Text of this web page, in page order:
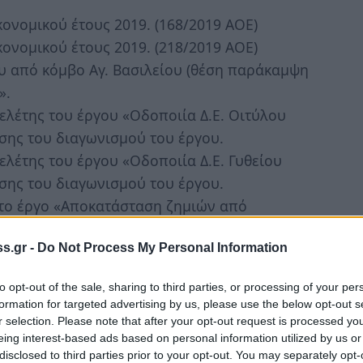
- Do Not Process My Personal Information
opt-out of the sale, sharing to third parties, or processing of your
for targeted advertising by us, please use the below opt-out
selection. Please note that after your opt-out request is processed
interest-based ads based on personal information utilized by us
to third parties prior to your opt-out. You may separately
έτους 2019. (168/2019 ΑΟΕ)
έτους 2019. (218/2019 ΑΟΕ)
από κόμβο Αγ. Βασιλείου (θέση παράκαμψη
του έργου «Οδοποιία Δ.Ε. Οιτύλου
του διαγωνισμού του έργου.
του έργου «Οδοποιία Δ.Ε. Γυθείου
του διαγωνισμού του έργου.
έργο «Αποκατάσταση ζημιών από
«Κατασκευή κτιρίου διαχείρισης
έργο «Οδοποιία Δ.Ε. Σμύνους 2018».
έργο «Αποκατάσταση ζημιών από